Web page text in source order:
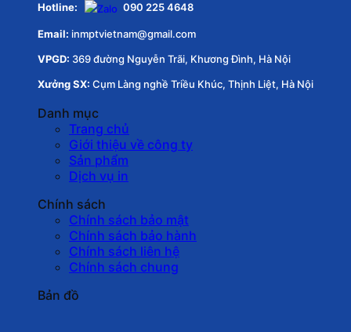
Hotline: 090 225 4648
Email: inmptvietnam@gmail.com
VPGD: 369 đường Nguyễn Trãi, Khương Đình, Hà Nội
Xưởng SX: Cụm Làng nghề Triều Khúc, Thịnh Liệt, Hà Nội
Danh mục
Trang chủ
Giới thiệu về công ty
Sản phẩm
Dịch vụ in
Chính sách
Chính sách bảo mật
Chính sách bảo hành
Chính sách liên hệ
Chính sách chung
Bản đồ